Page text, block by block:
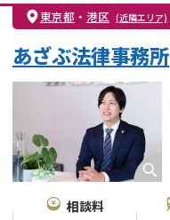
親権・面会交流権
不貞・不倫慰謝料請求
財産分与
東京都 ・ 港区 (近隣エリア)
あざぶ法律事務所
相談料